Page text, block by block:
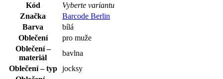
Kód
Vyberte variantu
Značka
Barcode Berlin
Barva
bílá
Oblečení
pro muže
Oblečení –
materiál
bavlna
Oblečení – typ
jocksy